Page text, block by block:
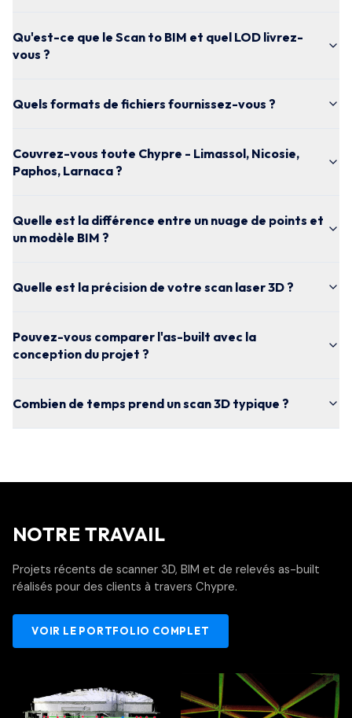
Qu'est-ce que le Scan to BIM et quel LOD livrez-
vous ?
Quels formats de fichiers fournissez-vous ?
Couvrez-vous toute Chypre - Limassol, Nicosie,
Paphos, Larnaca ?
Quelle est la différence entre un nuage de points et
un modèle BIM ?
Quelle est la précision de votre scan laser 3D ?
Pouvez-vous comparer l'as-built avec la
conception du projet ?
Combien de temps prend un scan 3D typique ?
NOTRE TRAVAIL
Projets récents de scanner 3D, BIM et de relevés as-built
réalisés pour des clients à travers Chypre.
VOIR LE PORTFOLIO COMPLET